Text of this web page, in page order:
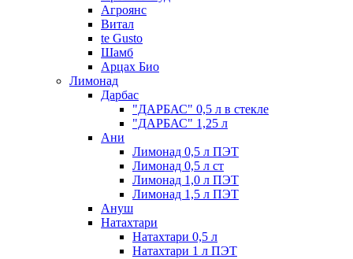
Агроянс
Витал
te Gusto
Шамб
Арцах Био
Лимонад
Дарбас
"ДАРБАС" 0,5 л в стекле
"ДАРБАС" 1,25 л
Ани
Лимонад 0,5 л ПЭТ
Лимонад 0,5 л ст
Лимонад 1,0 л ПЭТ
Лимонад 1,5 л ПЭТ
Ануш
Натахтари
Натахтари 0,5 л
Натахтари 1 л ПЭТ